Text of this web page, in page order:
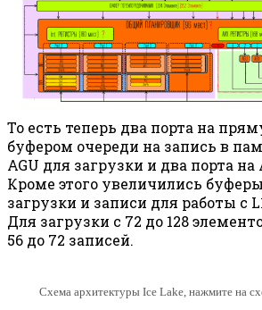
То есть теперь два порта на
буфером очереди на запись в
AGU для загрузки и два порта на
Кроме этого увеличились
загрузки и записи для работы с
Для загрузки с 72 до 128
56 до 72 записей.
Схема архитектуры Ice Lake, нажмите на